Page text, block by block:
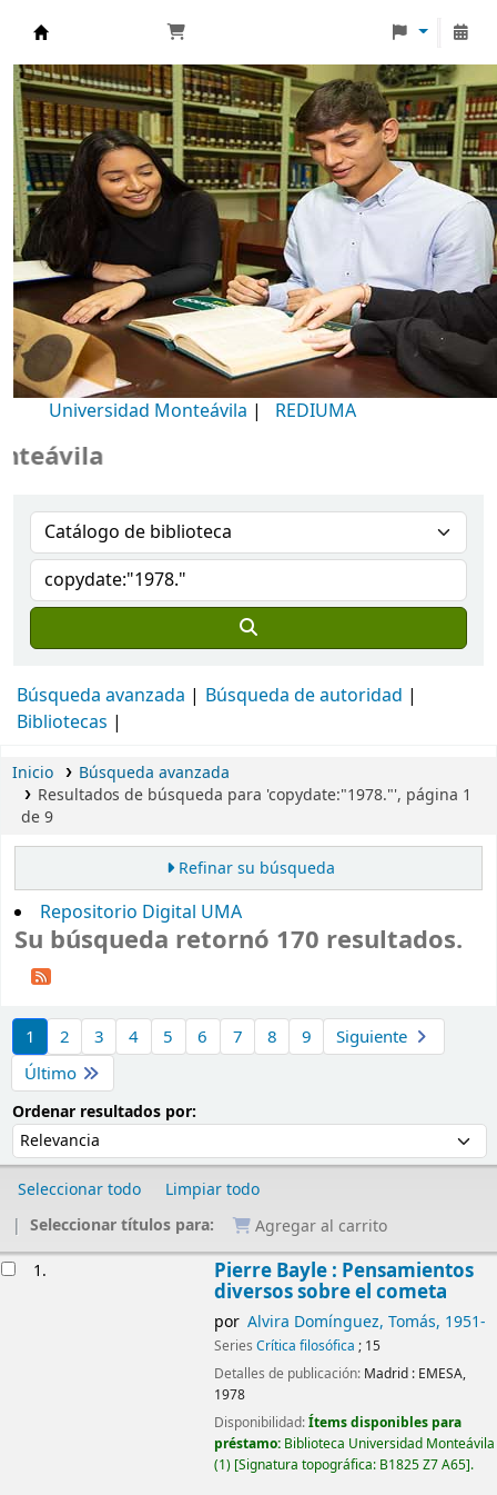
Biblioteca Universidad Monteávila
Universidad Monteávila | REDIUMA
Búsqueda avanzada
Búsqueda de autoridad
Bibliotecas
Inicio
Búsqueda avanzada
Resultados de búsqueda para 'copydate:"1978."', página 1
de 9
Refinar su búsqueda
Repositorio Digital UMA
Su búsqueda retornó 170 resultados.
1 2 3 4 5 6 7 8 9
Siguiente
Último
Ordenar resultados por:
Seleccionar todo
Limpiar todo
Seleccionar títulos para:
Agregar al carrito
1. Pierre Bayle : Pensamientos
diversos sobre el cometa
por Alvira Domínguez, Tomás, 1951-
Series Crítica filosófica ; 15
Detalles de publicación: Madrid : EMESA,
1978
Disponibilidad:Ítems disponibles para
préstamo: Biblioteca Universidad Monteávila
(1) Signatura topográfica: B1825 Z7 A65 .